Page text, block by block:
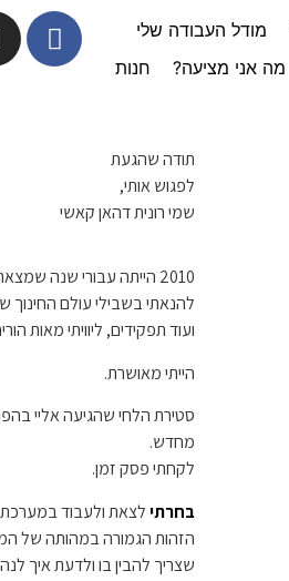
מודל העבודה שלי
מה אני מציעה?
חנות
תודה שהגעת
לפגוש אותי,
שמי רונית דהאן קאשי
2010 הייתה עבורי שנה
להנאתי בשבילי עולם החינוך
ועוד תפקידים, ליוויתי מאות
הייתי מאושרת.
סטירת הלחי שהגיעה אליי
מחדש.
לקחתי פסק זמן.
בחרתילצאת ולעבוד במערכת
הזהות הגמורה במהותה של
שצריך להבין בו ולדעת איך